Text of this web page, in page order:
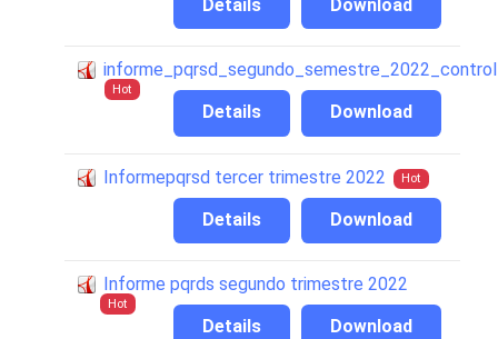
Download
Details
Hot
Download
Details
Informepqrsd tercer trimestre 2022 Hot
Download
Details
Informe pqrds segundo trimestre 2022
Hot
Download
Details